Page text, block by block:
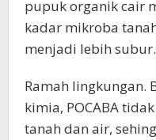
pupuk organik cair
kadar mikroba
menjadi lebih subur.
Ramah lingkungan.
kimia, POCABA
tanah dan air,